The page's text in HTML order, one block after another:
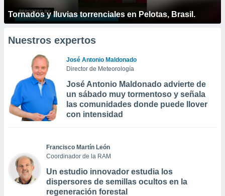
Tornados y lluvias torrenciales en Pelotas, Brasil.
Nuestros expertos
José Antonio Maldonado
Director de Meteorología
José Antonio Maldonado advierte de
un sábado muy tormentoso y señala
las comunidades donde puede llover
con intensidad
Francisco Martín León
Coordinador de la RAM
Un estudio innovador estudia los
dispersores de semillas ocultos en la
regeneración forestal